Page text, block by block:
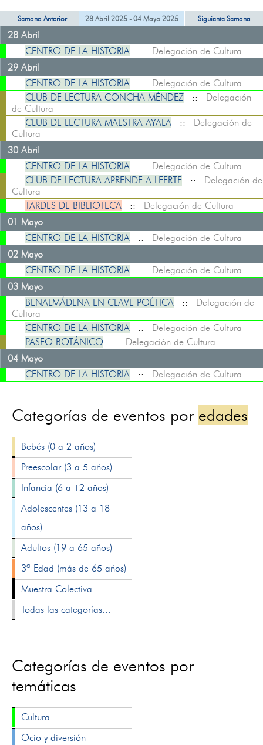
Semana Anterior 28 Abril 2025 - 04 Mayo 2025 Siguiente Semana
28 Abril
CENTRO DE LA HISTORIA :: Delegación de Cultura
29 Abril
CENTRO DE LA HISTORIA :: Delegación de Cultura
CLUB DE LECTURA CONCHA MÉNDEZ :: Delegación
de Cultura
CLUB DE LECTURA MAESTRA AYALA :: Delegación de
Cultura
30 Abril
CENTRO DE LA HISTORIA :: Delegación de Cultura
CLUB DE LECTURA APRENDE A LEERTE :: Delegación de
Cultura
TARDES DE BIBLIOTECA :: Delegación de Cultura
01 Mayo
CENTRO DE LA HISTORIA :: Delegación de Cultura
02 Mayo
CENTRO DE LA HISTORIA :: Delegación de Cultura
03 Mayo
BENALMÁDENA EN CLAVE POÉTICA :: Delegación de
Cultura
CENTRO DE LA HISTORIA :: Delegación de Cultura
PASEO BOTÁNICO :: Delegación de Cultura
04 Mayo
CENTRO DE LA HISTORIA :: Delegación de Cultura
Categorías de eventos por edades
Bebés (0 a 2 años)
Preescolar (3 a 5 años)
Infancia (6 a 12 años)
Adolescentes (13 a 18
años)
Adultos (19 a 65 años)
3ª Edad (más de 65 años)
Muestra Colectiva
Todas las categorías...
Categorías de eventos por
temáticas
Cultura
Ocio y diversión